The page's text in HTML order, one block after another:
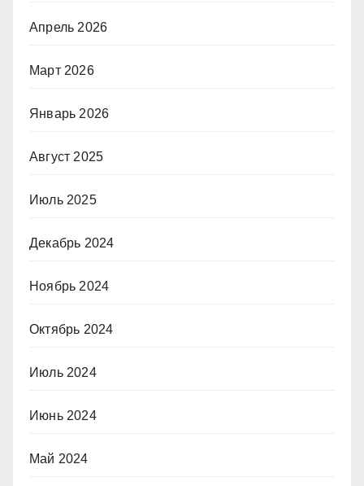
Апрель 2026
Март 2026
Январь 2026
Август 2025
Июль 2025
Декабрь 2024
Ноябрь 2024
Октябрь 2024
Июль 2024
Июнь 2024
Май 2024